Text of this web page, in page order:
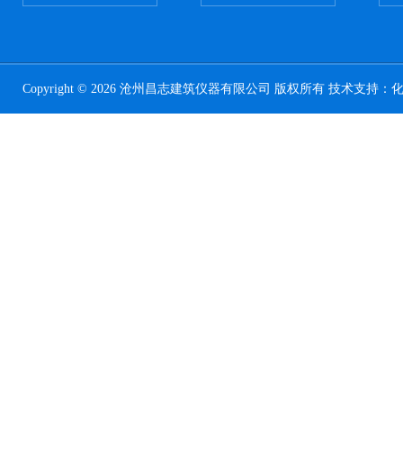
Copyright © 2026 沧州昌志建筑仪器有限公司 版权所有 技术支持：